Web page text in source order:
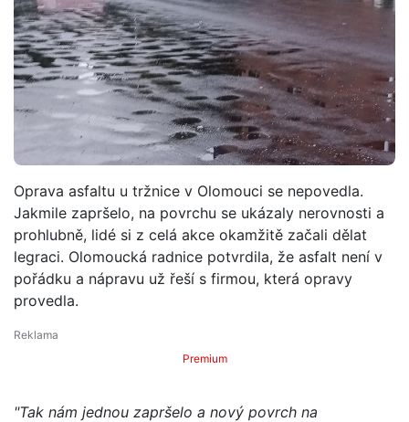
Oprava asfaltu u tržnice v Olomouci se nepovedla.
Jakmile zapršelo, na povrchu se ukázaly nerovnosti a
prohlubně, lidé si z celá akce okamžitě začali dělat
legraci. Olomoucká radnice potvrdila, že asfalt není v
pořádku a nápravu už řeší s firmou, která opravy
provedla.
Premium
"Tak nám jednou zapršelo a nový povrch na